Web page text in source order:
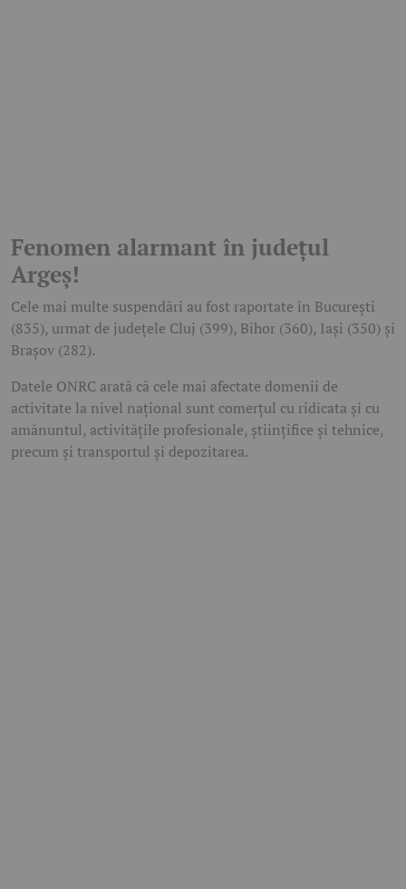
Fenomen alarmant în județul
Argeș!
Cele mai multe suspendări au fost raportate în București
(835), urmat de județele Cluj (399), Bihor (360), Iași (350) și
Brașov (282).
Datele ONRC arată că cele mai afectate domenii de
activitate la nivel național sunt comerțul cu ridicata și cu
amănuntul, activitățile profesionale, științifice și tehnice,
precum și transportul și depozitarea.